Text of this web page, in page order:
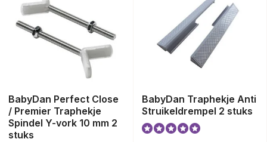
BabyDan Perfect Close
/ Premier Traphekje
Spindel Y-vork 10 mm 2
stuks
BabyDan Traphekje Anti
Struikeldrempel 2 stuks